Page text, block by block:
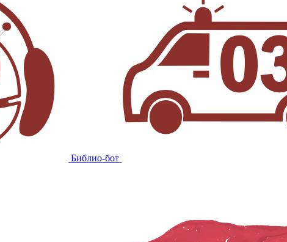
Библио-бот